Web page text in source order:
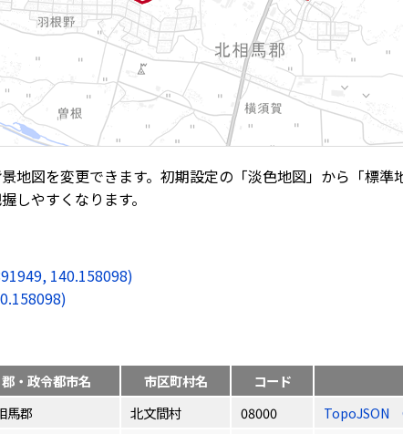
地図を変更できます。初期設定の「淡色地図」から「標
しやすくなります。
140.158098)
郡・政令都市名 市区町村名 コード
馬郡 北文間村 08000 TopoJSON